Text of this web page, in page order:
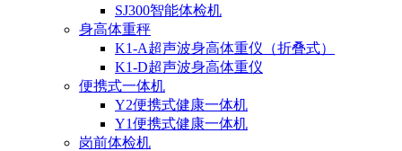
SJ300智能体检机
身高体重秤
K1-A超声波身高体重仪（折叠式）
K1-D超声波身高体重仪
便携式一体机
Y2便携式健康一体机
Y1便携式健康一体机
岗前体检机